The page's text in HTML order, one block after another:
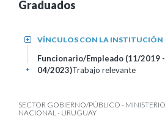
Graduados
VÍNCULOS CON LA INSTITUCIÓN
+
Funcionario/Empleado (11/2019 -
04/2023)Trabajo relevante
+
SECTOR GOBIERNO/PÚBLICO -
NACIONAL - URUGUAY